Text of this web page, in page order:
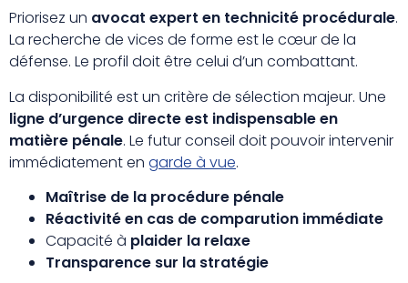
Priorisez un avocat expert en technicité procédurale.
La recherche de vices de forme est le cœur de la
défense. Le profil doit être celui d’un combattant.
La disponibilité est un critère de sélection majeur. Une
ligne d’urgence directe est indispensable en
matière pénale. Le futur conseil doit pouvoir intervenir
immédiatement en garde à vue.
Maîtrise de la procédure pénale
Réactivité en cas de comparution immédiate
Capacité à plaider la relaxe
Transparence sur la stratégie